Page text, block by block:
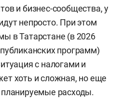
и бизнес-сообщества, у
непросто. При этом
в Татарстане (в 2026
программ)
с налогами и
хоть и сложная, но еще
планируемые расходы.